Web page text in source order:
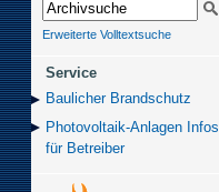
Erweiterte Volltextsuche
Service
Baulicher Brand­schutz
Photovoltaik-Anlagen Infos
für Betreiber